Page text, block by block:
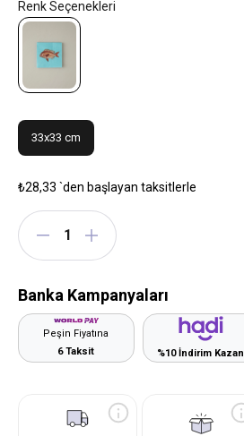
33x33 cm
₺28,33 `den başlayan taksitlerle
Banka Kampanyaları
Peşin Fiyatına
6 Taksit
%10 İndirim Kazan